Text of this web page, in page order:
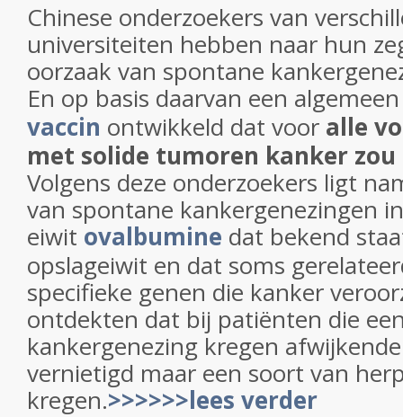
Chinese onderzoekers van
universiteiten hebben naar hun
oorzaak van spontane
En op basis daarvan een
vaccin ontwikkeld dat voor alle
met solide tumoren kanker zou
Volgens deze onderzoekers ligt
van spontane kankergenezingen
eiwit ovalbumine dat bekend
opslageiwit en dat soms
specifieke genen die kanker
ontdekten dat bij patiënten die
kankergenezing kregen
vernietigd maar een soort van
kregen.>>>>>>lees verder